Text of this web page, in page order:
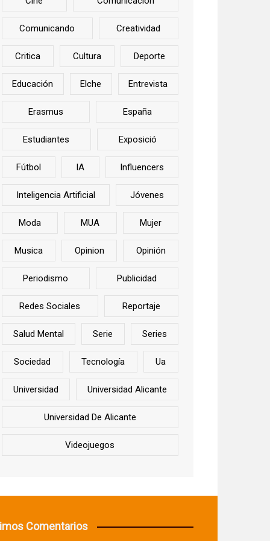
Comunicando Creatividad
Critica Cultura Deporte
Educación Elche Entrevista
Erasmus España
Estudiantes Exposició
Fútbol IA Influencers
Inteligencia Artificial Jóvenes
Moda MUA Mujer
Musica Opinion Opinión
Periodismo Publicidad
Redes Sociales Reportaje
Salud Mental Serie Series
Sociedad Tecnología Ua
Universidad Universidad Alicante
Universidad De Alicante
Videojuegos
Comentarios